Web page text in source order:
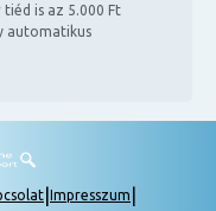
is az 5.000 Ft
automatikus
Impresszum